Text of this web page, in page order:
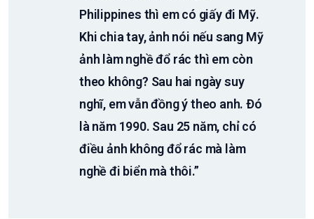
Philippines thì em có giấy đi Mỹ.
Khi chia tay, ảnh nói nếu sang Mỹ
ảnh làm nghề đổ rác thì em còn
theo không? Sau hai ngày suy
nghĩ, em vẫn đồng ý theo anh. Ðó
là năm 1990. Sau 25 năm, chỉ có
điều ảnh không đổ rác mà làm
nghề đi biển mà thôi.”